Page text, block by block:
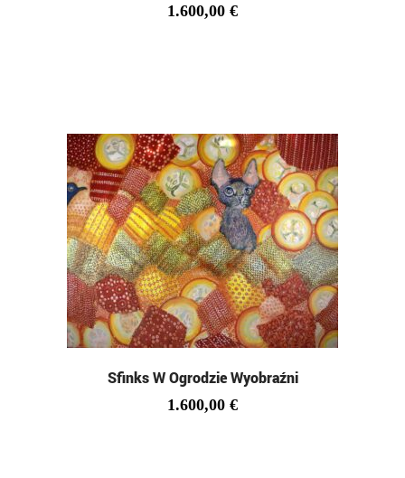
1.600,00 €
Sfinks W Ogrodzie Wyobraźni
1.600,00 €